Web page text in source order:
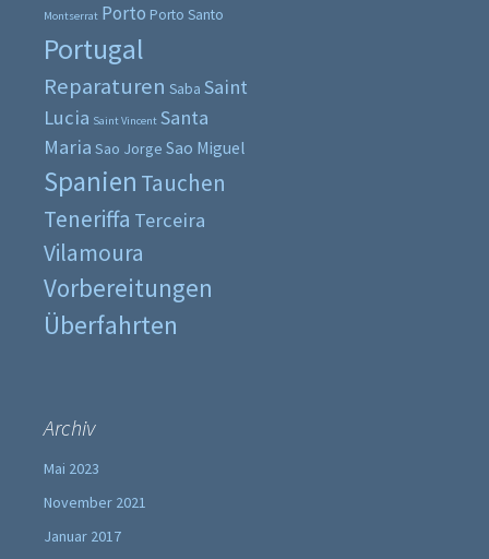
Montserrat Porto Porto Santo
Portugal
Reparaturen Saba Saint
Lucia Saint Vincent Santa
Maria Sao Jorge Sao Miguel
Spanien Tauchen
Teneriffa Terceira
Vilamoura
Vorbereitungen
Überfahrten
Archiv
Mai 2023
November 2021
Januar 2017